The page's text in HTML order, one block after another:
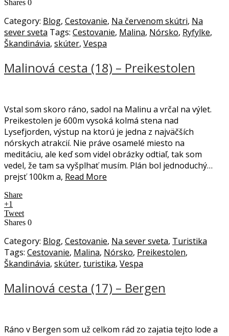
Shares 0
Category: Blog, Cestovanie, Na červenom skútri, Na
sever sveta Tags: Cestovanie, Malina, Nórsko, Ryfylke,
Škandinávia, skúter, Vespa
Malinová cesta (18) – Preikestolen
Vstal som skoro ráno, sadol na Malinu a vrčal na výlet.
Preikestolen je 600m vysoká kolmá stena nad
Lysefjorden, výstup na ktorú je jedna z najväčších
nórskych atrakcií. Nie práve osamelé miesto na
meditáciu, ale keď som videl obrázky odtiaľ, tak som
vedel, že tam sa vyšplhať musím. Plán bol jednoduchý…
prejsť 100km a, Read More
Share
+1
Tweet
Shares 0
Category: Blog, Cestovanie, Na sever sveta, Turistika
Tags: Cestovanie, Malina, Nórsko, Preikestolen,
Škandinávia, skúter, turistika, Vespa
Malinová cesta (17) – Bergen
Ráno v Bergen som už celkom rád zo zajatia tejto lode a